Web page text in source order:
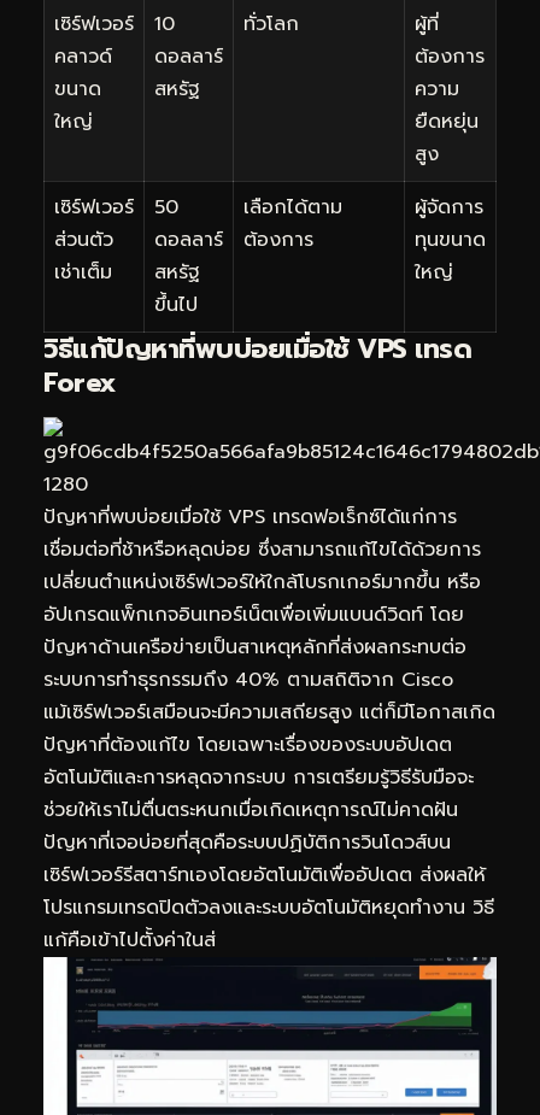
เซิร์ฟเวอร์
คลาวด์
ขนาด
ใหญ่
10
ดอลลาร์
สหรัฐ
ทั่วโลก
ผู้ที่
ต้องการ
ความ
ยืดหยุ่น
สูง
เซิร์ฟเวอร์
ส่วนตัว
เช่าเต็ม
50
ดอลลาร์
สหรัฐ
ขึ้นไป
เลือกได้ตาม
ต้องการ
ผู้จัดการ
ทุนขนาด
ใหญ่
วิธีแก้ปัญหาที่พบบ่อยเมื่อใช้ VPS เทรด
Forex
ปัญหาที่พบบ่อยเมื่อใช้ VPS เทรดฟอเร็กซ์ได้แก่การ
เชื่อมต่อที่ช้าหรือหลุดบ่อย ซึ่งสามารถแก้ไขได้ด้วยการ
เปลี่ยนตำแหน่งเซิร์ฟเวอร์ให้ใกล้โบรกเกอร์มากขึ้น หรือ
อัปเกรดแพ็กเกจอินเทอร์เน็ตเพื่อเพิ่มแบนด์วิดท์ โดย
ปัญหาด้านเครือข่ายเป็นสาเหตุหลักที่ส่งผลกระทบต่อ
ระบบการทำธุรกรรมถึง 40% ตามสถิติจาก Cisco
แม้เซิร์ฟเวอร์เสมือนจะมีความเสถียรสูง แต่ก็มีโอกาสเกิด
ปัญหาที่ต้องแก้ไข โดยเฉพาะเรื่องของระบบอัปเดต
อัตโนมัติและการหลุดจากระบบ การเตรียมรู้วิธีรับมือจะ
ช่วยให้เราไม่ตื่นตระหนกเมื่อเกิดเหตุการณ์ไม่คาดฝัน
ปัญหาที่เจอบ่อยที่สุดคือระบบปฏิบัติการวินโดวส์บน
เซิร์ฟเวอร์รีสตาร์ทเองโดยอัตโนมัติเพื่ออัปเดต ส่งผลให้
โปรแกรมเทรดปิดตัวลงและระบบอัตโนมัติหยุดทำงาน วิธี
แก้คือเข้าไปตั้งค่าในส่